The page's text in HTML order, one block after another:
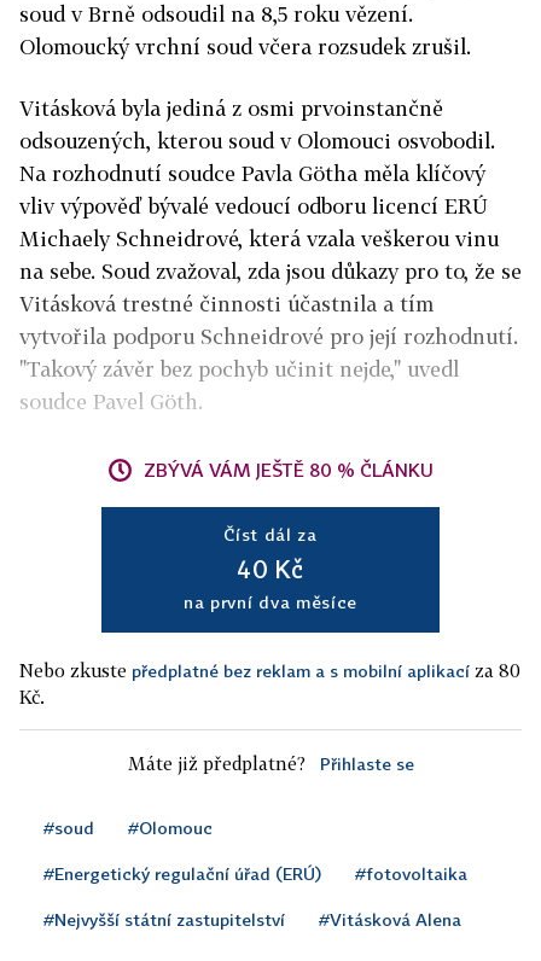
soud v Brně odsoudil na 8,5 roku vězení.
Olomoucký vrchní soud včera rozsudek zrušil.
Vitásková byla jediná z osmi prvoinstančně
odsouzených, kterou soud v Olomouci osvobodil.
Na rozhodnutí soudce Pavla Götha měla klíčový
vliv výpověď bývalé vedoucí odboru licencí ERÚ
Michaely Schneidrové, která vzala veškerou vinu
na sebe. Soud zvažoval, zda jsou důkazy pro to, že se
Vitásková trestné činnosti účastnila a tím
vytvořila podporu Schneidrové pro její rozhodnutí.
"Takový závěr bez pochyb učinit nejde," uvedl
soudce Pavel Göth.
ZBÝVÁ VÁM JEŠTĚ 80 % ČLÁNKU
Číst dál za
40 Kč
na první dva měsíce
Nebo zkuste předplatné bez reklam a s mobilní aplikací za 80
Kč.
Máte již předplatné? Přihlaste se
#soud #Olomouc
#Energetický regulační úřad (ERÚ) #fotovoltaika
#Nejvyšší státní zastupitelství #Vitásková Alena